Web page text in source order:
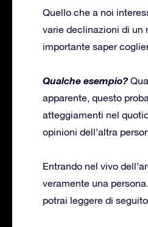
Quello che a noi
varie declinazioni di un
importante saper
Qualche esempio?
apparente, questo
atteggiamenti nel
opinioni dell’altra
Entrando nel vivo
veramente una
potrai leggere di